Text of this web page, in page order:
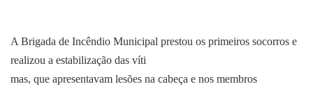
A Brigada de Incêndio Municipal prestou os primeiros socorros e
realizou a estabilização das víti
mas, que apresentavam lesões na cabeça e nos membros